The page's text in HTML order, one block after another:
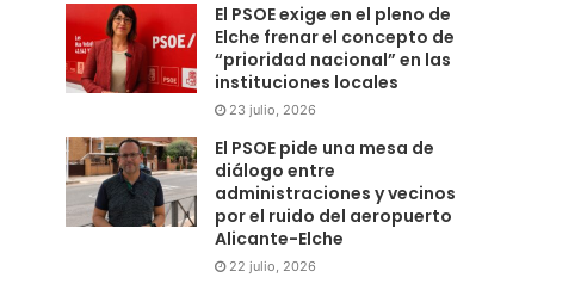
El PSOE exige en el pleno de
Elche frenar el concepto de
“prioridad nacional” en las
instituciones locales
23 julio, 2026
El PSOE pide una mesa de
diálogo entre
administraciones y vecinos
por el ruido del aeropuerto
Alicante-Elche
22 julio, 2026